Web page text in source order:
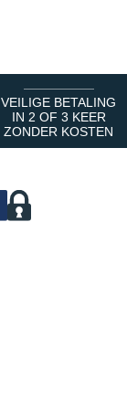
VEILIGE BETALING
IN 2 OF 3 KEER
ZONDER KOSTEN